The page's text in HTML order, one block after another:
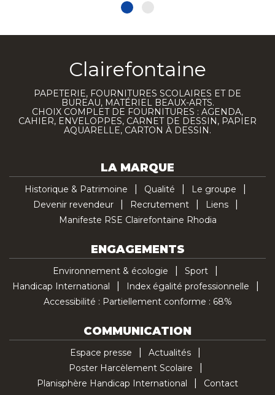
Clairefontaine
PAPETERIE, FOURNITURES SCOLAIRES ET DE
BUREAU, MATÉRIEL BEAUX-ARTS.
CHOIX COMPLET DE FOURNITURES : AGENDA,
CAHIER, ENVELOPPES, CARNET DE DESSIN, PAPIER
AQUARELLE, CARTON À DESSIN.
LA MARQUE
Historique & Patrimoine Qualité
Le groupe
Devenir revendeur
Recrutement
Liens
Manifeste RSE Clairefontaine Rhodia
ENGAGEMENTS
Environnement & écologie
Sport
Handicap International
Index égalité professionnelle
Accessibilité : Partiellement conforme : 68%
COMMUNICATION
Espace presse
Actualités
Poster Harcèlement Scolaire
Planisphère Handicap International
Contact